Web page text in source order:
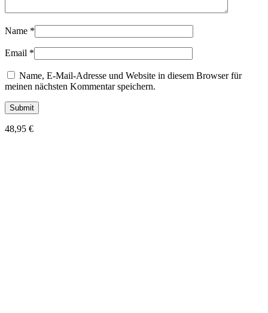
Name *
Email *
Name, E-Mail-Adresse und Website in diesem Browser für
meinen nächsten Kommentar speichern.
48,95 €